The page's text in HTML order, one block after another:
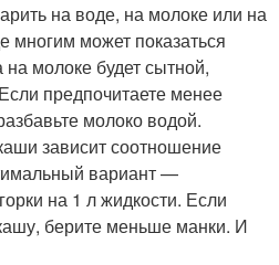
на воде, на молоке или на
многим может показаться
молоке будет сытной,
предпочитаете менее
молоко водой.
зависит соотношение
вариант —
на 1 л жидкости. Если
берите меньше манки. И